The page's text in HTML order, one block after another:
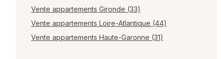
Vente appartements Gironde (33)
Vente appartements Loire-Atlantique (44)
Vente appartements Haute-Garonne (31)